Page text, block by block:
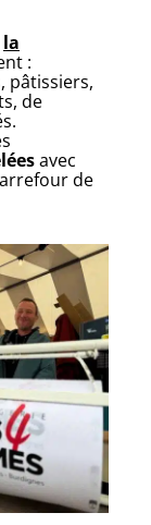
la
:
pâtissiers,
de
avec
de